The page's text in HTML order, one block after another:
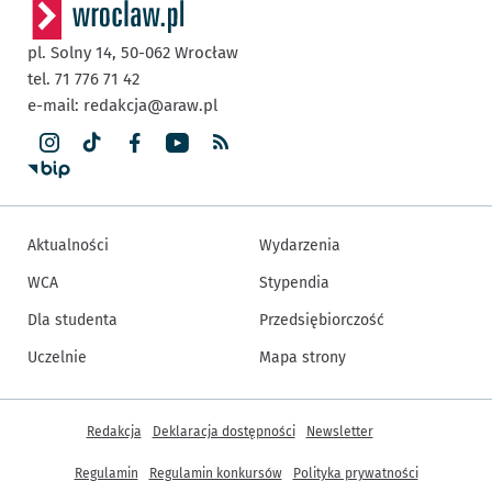
pl. Solny 14, 50-062 Wrocław
tel. 71 776 71 42
e-mail: redakcja@araw.pl
Aktualności
WCA
Dla studenta
Uczelnie
Wydarzenia
Stypendia
Przedsiębiorczość
Mapa strony
Inne informacje
Redakcja Deklaracja dostępności Newsletter
Regulamin Regulamin konkursów Polityka prywatności